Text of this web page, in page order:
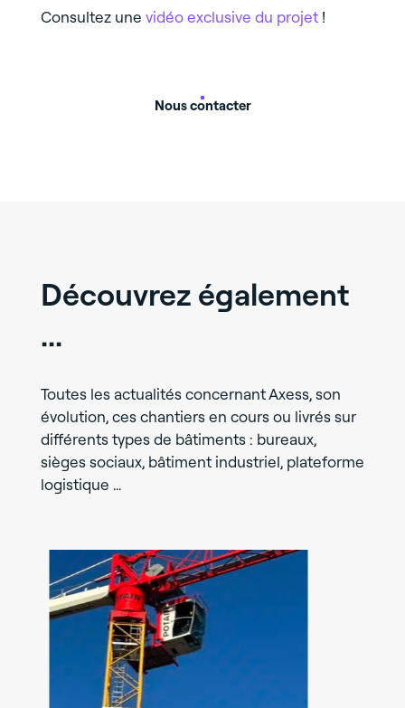
Consultez une vidéo exclusive du projet!
Nous contacter
Découvrez également
...
Toutes les actualités concernant Axess, son
évolution, ces chantiers en cours ou livrés sur
différents types de bâtiments : bureaux,
sièges sociaux, bâtiment industriel, plateforme
logistique …